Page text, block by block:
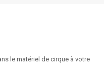
le matériel de cirque à votre